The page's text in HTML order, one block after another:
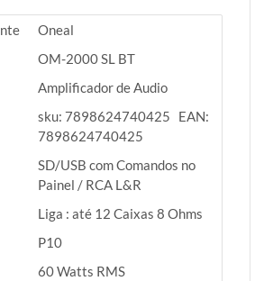
Oneal
OM-2000 SL BT
Amplificador de Audio
sku: 7898624740425 EAN:
7898624740425
SD/USB com Comandos no
Painel / RCA L&R
Liga : até 12 Caixas 8 Ohms
P10
60 Watts RMS